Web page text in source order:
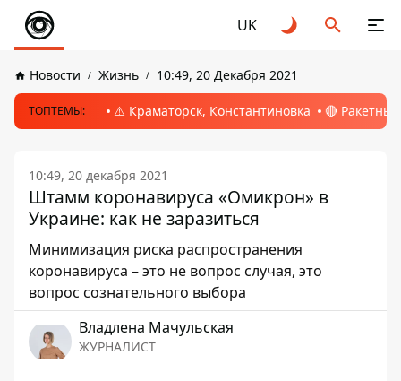
UK
Новости Жизнь 10:49, 20 Декабря 2021
ТОПТЕМЫ: ⚠️ Краматорск, Константиновка 🔴
10:49, 20 декабря 2021
Штамм коронавируса «Омикрон» в
Украине: как не заразиться
Минимизация риска распространения
коронавируса – это не вопрос случая, это
вопрос сознательного выбора
Владлена Мачульская
ЖУРНАЛИСТ